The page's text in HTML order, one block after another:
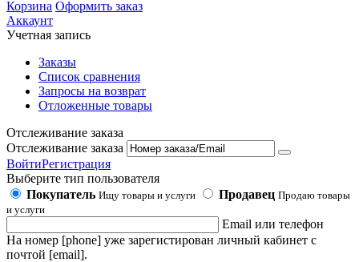
Корзина Оформить заказ
Аккаунт
Учетная запись
Заказы
Список сравнения
Запросы на возврат
Отложенные товары
Отслеживание заказа
Отслеживание заказа
ВойтиРегистрация
Выберите тип пользователя
Покупатель Ищу товары и услуги Продавец Продаю товары
и услуги
Email или телефон
На номер [phone] уже зарегистирован личный кабинет с
почтой [email].